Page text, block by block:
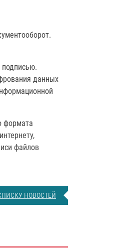
подписью.
данных
формата
файлов
НОВОСТЕЙ